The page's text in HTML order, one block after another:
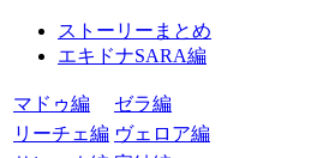
ストーリーまとめ
エキドナSARA編
マドゥ編
ゼラ編
リーチェ編 ヴェロア編